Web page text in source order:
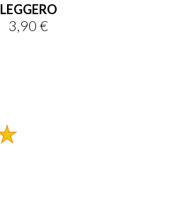
LEGGERO
Prix
3,90 €